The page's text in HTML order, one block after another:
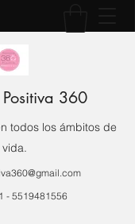
360
todos los ámbitos de
- 5519481556